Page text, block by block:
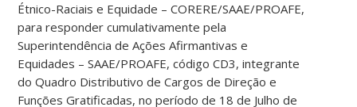
Étnico-Raciais e Equidade – CORERE/SAAE/PROAFE,
para responder cumulativamente pela
Superintendência de Ações Afirmantivas e
Equidades – SAAE/PROAFE, código CD3, integrante
do Quadro Distributivo de Cargos de Direção e
Funções Gratificadas, no período de 18 de Julho de